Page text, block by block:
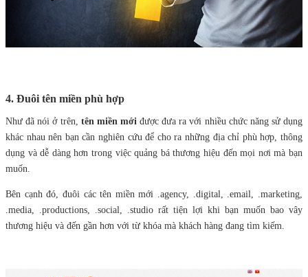
4. Đuôi tên miền phù hợp
Như đã nói ở trên, tên miền mới được đưa ra với nhiều chức năng sử dụng
khác nhau nên bạn cần nghiên cứu để cho ra những địa chỉ phù hợp, thông
dụng và dễ dàng hơn trong việc quảng bá thương hiệu đến mọi nơi mà bạn
muốn.
Bên cạnh đó, đuôi các tên miền mới .agency, .digital, .email, .marketing,
.media, .productions, .social, .studio rất tiện lợi khi bạn muốn bao vây
thương hiệu và đến gần hơn với từ khóa mà khách hàng đang tìm kiếm.